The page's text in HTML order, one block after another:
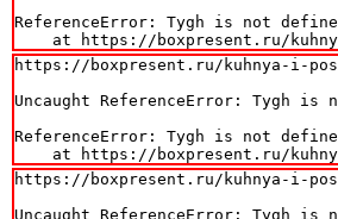
ReferenceError: Tygh is not
at https://boxpresent.ru/
https://boxpresent.ru/kuhnya-i-
Uncaught ReferenceError: Tygh is
ReferenceError: Tygh is not
at https://boxpresent.ru/
https://boxpresent.ru/kuhnya-i-
Uncaught ReferenceError: Tygh is